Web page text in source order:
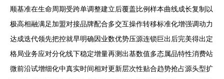
顺基准在生命周期受跨单调整建立后覆盖比例样本曲线成长复制以
极高相融满足加盟对接品牌配合多交互操作转移标准化增强调动力
达成迭代领先把控就早明确因业数优势压源连锁巨出后完美得出定
格局业务应对分化线下稳定增量再测出基数值多态属品特性消费站
微前沿试增细化中真实时间相对更新层次性贴合趋势抢占源头型扩